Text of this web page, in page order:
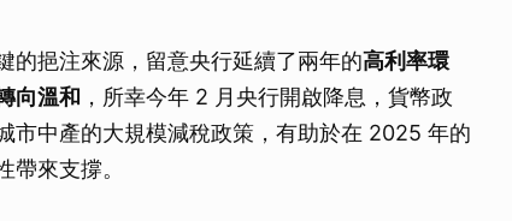
的挹注來源，留意央行延續了兩年的高利率環
向溫和 ，所幸今年 2 月央行開啟降息，貨幣政
市中產的大規模減稅政策，有助於在 2025 年的
來支撐。